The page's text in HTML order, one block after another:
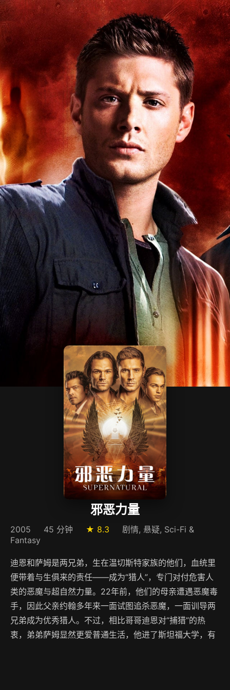
邪恶力量
2005 45 分钟 ★ 8.3
剧情, 悬疑, Sci-Fi &
Fantasy
迪恩和萨姆是两兄弟，生在温切斯特家族的他们，血统里
便带着与生俱来的责任——成为“猎人”，专门对付危害人
类的恶魔与超自然力量。22年前，他们的母亲遭遇恶魔毒
手，因此父亲约翰多年来一面试图追杀恶魔，一面训导两
兄弟成为优秀猎人。不过，相比哥哥迪恩对“捕猎”的热
衷，弟弟萨姆显然更爱普通生活，他进了斯坦福大学，有